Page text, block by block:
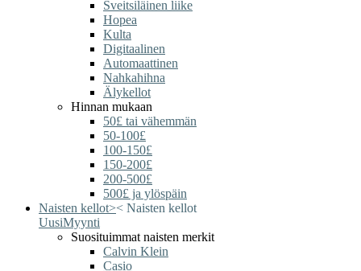
Sveitsiläinen liike
Hopea
Kulta
Digitaalinen
Automaattinen
Nahkahihna
Älykellot
Hinnan mukaan
50£ tai vähemmän
50-100£
100-150£
150-200£
200-500£
500£ ja ylöspäin
Naisten kellot>< Naisten kellot
UusiMyynti
Suosituimmat naisten merkit
Calvin Klein
Casio